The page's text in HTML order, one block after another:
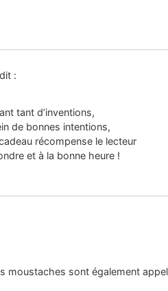
dit :
tant d’inventions,
de bonnes intentions,
récompense le lecteur
et à la bonne heure !
moustaches sont également